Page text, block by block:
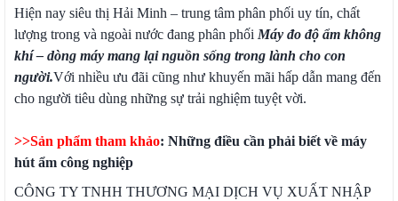
Hiện nay siêu thị Hải Minh – trung tâm phân phối uy tín, chất
lượng trong và ngoài nước đang phân phối Máy đo độ ẩm không
khí – dòng máy mang lại nguồn sống trong lành cho con
người.Với nhiều ưu đãi cũng như khuyến mãi hấp dẫn mang đến
cho người tiêu dùng những sự trải nghiệm tuyệt vời.
>>Sản phẩm tham khảo: Những điều cần phải biết về máy
hút ẩm công nghiệp
CÔNG TY TNHH THƯƠNG MẠI DỊCH VỤ XUẤT NHẬP